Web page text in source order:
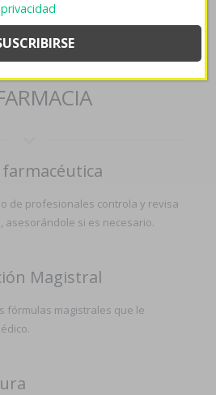
simvastatina
OFRECEMOS EN
de profesionales controla y revisa
asesorándole si es necesario.
Magistral
fórmulas magistrales que le